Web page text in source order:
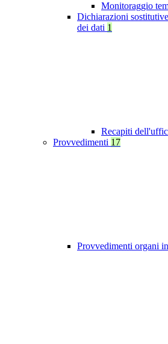
Monitoraggio
Dichiarazioni
dei dati 1
Recapiti
Provvedimenti 17
Provvedimenti organi